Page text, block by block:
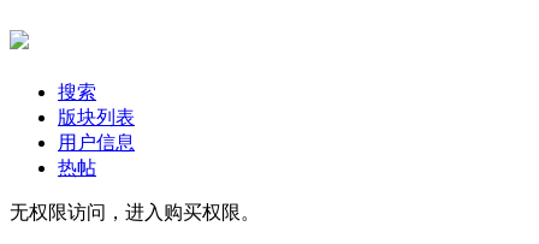
搜索
版块列表
用户信息
热帖
无权限访问，进入购买权限。